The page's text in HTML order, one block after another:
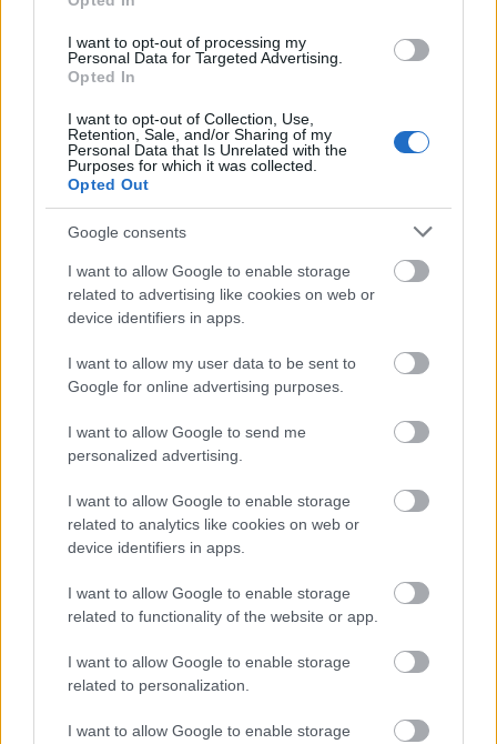
I want to opt-out of processing my
Personal Data for Targeted Advertising.
Opted In
I want to opt-out of Collection, Use,
Retention, Sale, and/or Sharing of my
Personal Data that Is Unrelated with the
Purposes for which it was collected.
Opted Out
Google consents
I want to allow Google to enable storage
related to advertising like cookies on web or
device identifiers in apps.
I want to allow my user data to be sent to
Google for online advertising purposes.
I want to allow Google to send me
personalized advertising.
I want to allow Google to enable storage
related to analytics like cookies on web or
device identifiers in apps.
I want to allow Google to enable storage
related to functionality of the website or app.
I want to allow Google to enable storage
related to personalization.
I want to allow Google to enable storage
ΑΣΕΠ: Εξ αποστάσεως η πιο Εύκολη
Πιστοποίηση Υπολογιστών σε 2
μέρες
Μάθε πρώτος όλες τις σημαντικές
ειδήσεις.
Βάλε το proson.gr στα αποτελέσματα
αναζήτησης της Google
Δημοφιλείς Ειδήσεις
Πυροσβεστική Σχολή: Νέος
κανονισμός για δόκιμους – Τι αλλάζει
σε διαμονή, σίτιση και πρακτική